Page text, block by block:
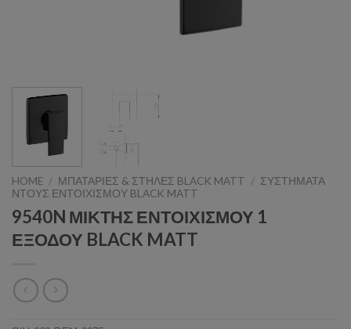
HOME / ΜΠΑΤΑΡΙΕΣ & ΣΤΗΛΕΣ BLACK MATT / ΣΥΣΤΗΜΑΤΑ
ΝΤΟΥΣ ΕΝΤΟΙΧΙΣΜΟΥ BLACK MATT
9540N ΜΙΚΤΗΣ ΕΝΤΟΙΧΙΣΜΟΥ 1
ΕΞΟΔΟΥ BLACK MATT